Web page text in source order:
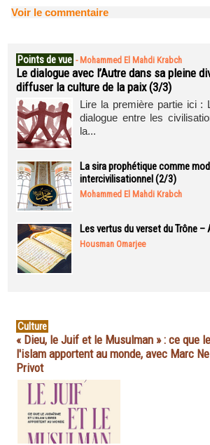
Voir le commentaire
Points de vue - Mohammed El Mahdi Krabch
Le dialogue avec l’Autre dans sa pleine
diffuser la culture de la paix (3/3)
Lire la première partie ici :
dialogue entre les
la...
La sira prophétique comme
intercivilisationnel (2/3)
Mohammed El Mahdi Krabch
Les vertus du verset du Trône –
Housman Omarjee
Culture
« Dieu, le Juif et le Musulman » : ce que
l'islam apportent au monde, avec Marc
Privot